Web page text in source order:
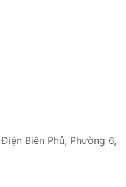
Điện Biên Phủ, Phường 6,